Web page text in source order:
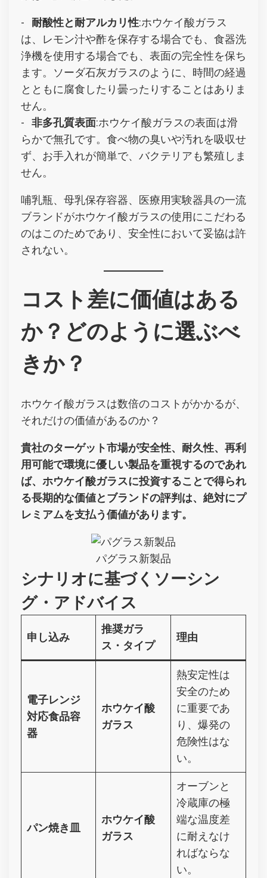
- 耐酸性と耐アルカリ性:ホウケイ酸ガラス
は、レモン汁や酢を保存する場合でも、食器洗
浄機を使用する場合でも、表面の完全性を保ち
ます。ソーダ石灰ガラスのように、時間の経過
とともに腐食したり曇ったりすることはありま
せん。
- 非多孔質表面:ホウケイ酸ガラスの表面は滑
らかで無孔です。食べ物の臭いや汚れを吸収せ
ず、お手入れが簡単で、バクテリアも繁殖しま
せん。
哺乳瓶、母乳保存容器、医療用実験器具の一流
ブランドがホウケイ酸ガラスの使用にこだわる
のはこのためであり、安全性において妥協は許
されない。
コスト差に価値はある
か？どのように選ぶべ
きか？
ホウケイ酸ガラスは数倍のコストがかかるが、
それだけの価値があるのか？
貴社のターゲット市場が安全性、耐久性、再利
用可能で環境に優しい製品を重視するのであれ
ば、ホウケイ酸ガラスに投資することで得られ
る長期的な価値とブランドの評判は、絶対にプ
レミアムを支払う価値があります。
パグラス新製品
シナリオに基づくソーシン
グ・アドバイス
申し込み
推奨ガラ
ス・タイプ
理由
電子レンジ
対応食品容
器
ホウケイ酸
ガラス
熱安定性は
安全のため
に重要であ
り、爆発の
危険性はな
い。
パン焼き皿
ホウケイ酸
ガラス
オーブンと
冷蔵庫の極
端な温度差
に耐えなけ
ればならな
い。